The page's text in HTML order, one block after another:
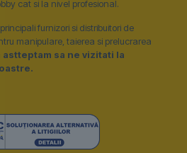
cat si la nivel profesional.
furnizori si distribuitori de
manipulare, taierea si prelucrarea
astteptam sa ne vizitati la